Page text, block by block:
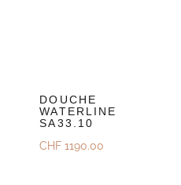
DOUCHE
WATERLINE
SA33.10
CHF 1190.00